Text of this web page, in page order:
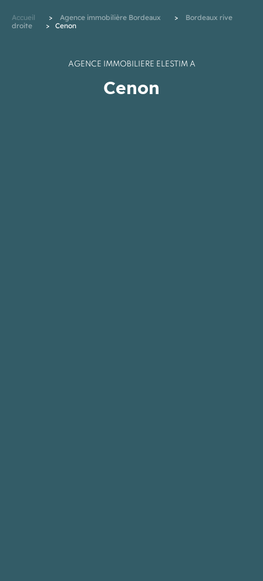
Accueil > Agence immobilière Bordeaux >
Bordeaux rive
droite
> Cenon
AGENCE IMMOBILIÈRE ELESTIM À
Cenon